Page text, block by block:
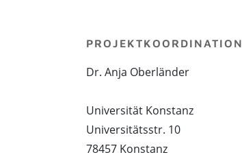
PROJEKTKOORDINATION
Dr. Anja Oberländer
Universität Konstanz
Universitätsstr. 10
78457 Konstanz